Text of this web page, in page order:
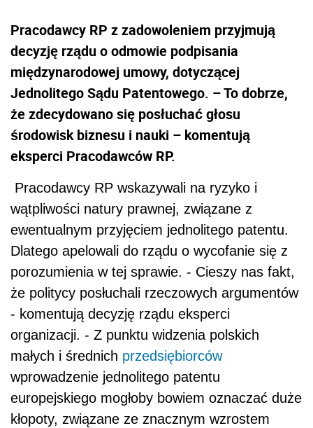
Pracodawcy RP z zadowoleniem przyjmują
decyzję rządu o odmowie podpisania
międzynarodowej umowy, dotyczącej
Jednolitego Sądu Patentowego. – To dobrze,
że zdecydowano się posłuchać głosu
środowisk biznesu i nauki – komentują
eksperci Pracodawców RP.
Pracodawcy RP wskazywali na ryzyko i
wątpliwości natury prawnej, związane z
ewentualnym przyjęciem jednolitego patentu.
Dlatego apelowali do rządu o wycofanie się z
porozumienia w tej sprawie. - Cieszy nas fakt,
że politycy posłuchali rzeczowych argumentów
- komentują decyzję rządu eksperci
organizacji. - Z punktu widzenia polskich
małych i średnich przedsiębiorców
wprowadzenie jednolitego patentu
europejskiego mogłoby bowiem oznaczać duże
kłopoty, związane ze znacznym wzrostem